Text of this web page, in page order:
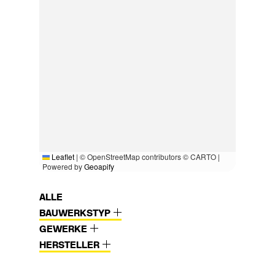
Leaflet | © OpenStreetMap contributors © CARTO |
Powered byGeoapify
ALLE
BAUWERKSTYP
GEWERKE
HERSTELLER